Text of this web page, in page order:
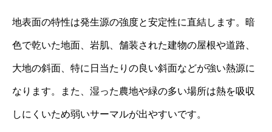
地表面の特性は発生源の強度と安定性に直結します。暗
色で乾いた地面、岩肌、舗装された建物の屋根や道路、
大地の斜面、特に日当たりの良い斜面などが強い熱源に
なります。また、湿った農地や緑の多い場所は熱を吸収
しにくいため弱いサーマルが出やすいです。